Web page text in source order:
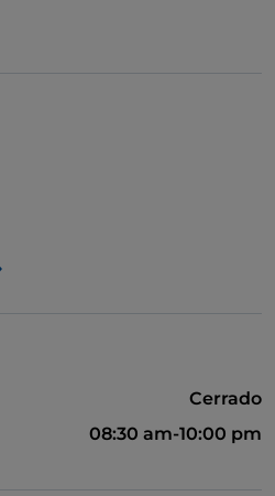
Cerrado
08:30 am-10:00 pm